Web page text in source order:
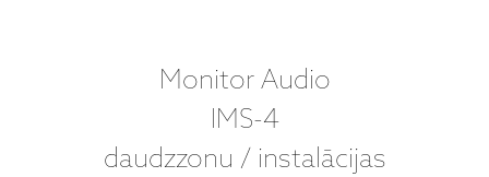
Monitor Audio
IMS-4
daudzzonu / instalācijas